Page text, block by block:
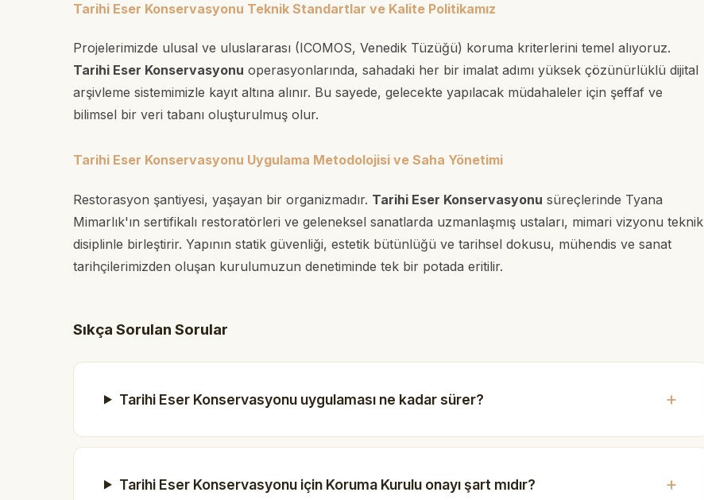
Tarihi Eser Konservasyonu Teknik Standartlar ve Kalite Politikamız
Projelerimizde ulusal ve uluslararası (ICOMOS, Venedik Tüzüğü) koruma kriterlerini temel alıyoruz.
Tarihi Eser Konservasyonu operasyonlarında, sahadaki her bir imalat adımı yüksek çözünürlüklü dijital
arşivleme sistemimizle kayıt altına alınır. Bu sayede, gelecekte yapılacak müdahaleler için şeffaf ve
bilimsel bir veri tabanı oluşturulmuş olur.
Tarihi Eser Konservasyonu Uygulama Metodolojisi ve Saha Yönetimi
Restorasyon şantiyesi, yaşayan bir organizmadır. Tarihi Eser Konservasyonu süreçlerinde Tyana
Mimarlık'ın sertifikalı restoratörleri ve geleneksel sanatlarda uzmanlaşmış ustaları, mimari vizyonu teknik
disiplinle birleştirir. Yapının statik güvenliği, estetik bütünlüğü ve tarihsel dokusu, mühendis ve sanat
tarihçilerimizden oluşan kurulumuzun denetiminde tek bir potada eritilir.
Sıkça Sorulan Sorular
Tarihi Eser Konservasyonu uygulaması ne kadar sürer?
Tarihi Eser Konservasyonu için Koruma Kurulu onayı şart mıdır?